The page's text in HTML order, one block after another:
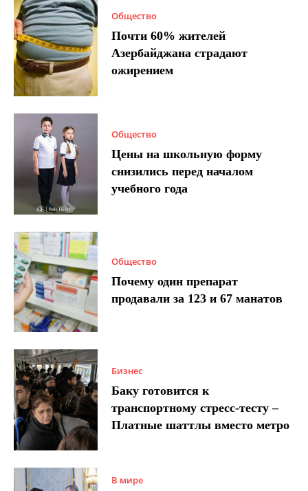
Общество
Почти 60% жителей
Азербайджана страдают
ожирением
Общество
Цены на школьную форму
снизились перед началом
учебного года
Общество
Почему один препарат
продавали за 123 и 67 манатов
Бизнес
Баку готовится к
транспортному стресс-тесту –
Платные шаттлы вместо метро
В мире